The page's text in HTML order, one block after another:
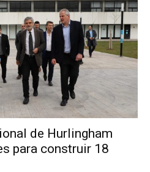
de Hurlingham
para construir 18